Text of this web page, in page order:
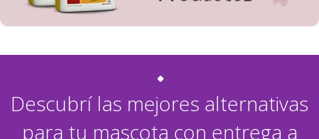
Descubrí las mejores alternativas
para tu mascota con entrega a